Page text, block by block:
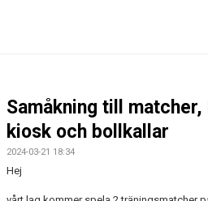
DOKUMENT
KONTAKT
Samåkning till matcher,
kiosk och bollkallar
2024-03-21 18:34
Hej